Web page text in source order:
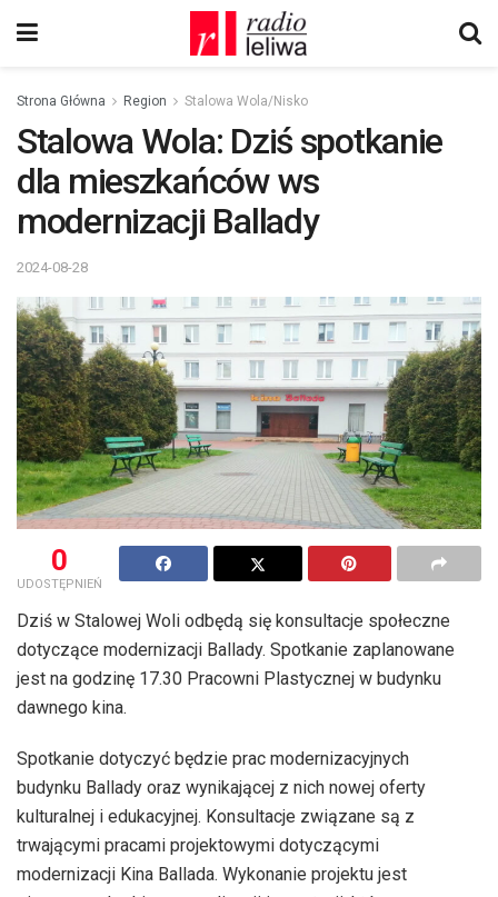
Strona Główna Region Stalowa Wola/Nisko
Stalowa Wola: Dziś spotkanie
dla mieszkańców ws
modernizacji Ballady
2024-08-28
0
UDOSTĘPNIEŃ
Dziś w Stalowej Woli odbędą się konsultacje społeczne
dotyczące modernizacji Ballady. Spotkanie zaplanowane
jest na godzinę 17.30 Pracowni Plastycznej w budynku
dawnego kina.
Spotkanie dotyczyć będzie prac modernizacyjnych
budynku Ballady oraz wynikającej z nich nowej oferty
kulturalnej i edukacyjnej. Konsultacje związane są z
trwającymi pracami projektowymi dotyczącymi
modernizacji Kina Ballada. Wykonanie projektu jest